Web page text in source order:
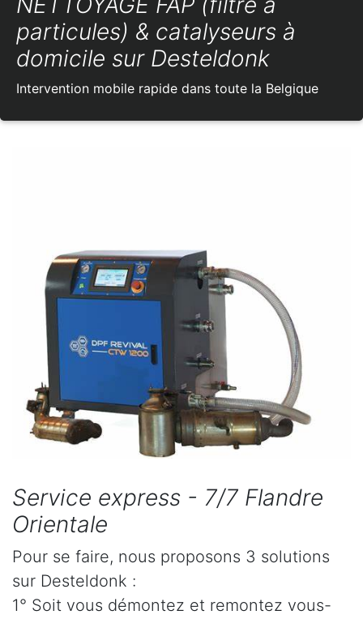
particules) & catalyseurs à
domicile sur Desteldonk
Intervention mobile rapide dans toute la Belgique
Service express - 7/7 Flandre
Orientale
Pour se faire, nous proposons 3 solutions
sur Desteldonk :
1° Soit vous démontez et remontez vous-